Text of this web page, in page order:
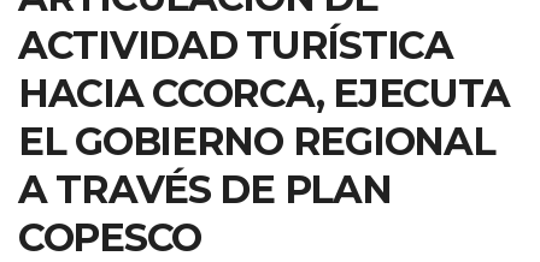
ACTIVIDAD TURÍSTICA
HACIA CCORCA, EJECUTA
EL GOBIERNO REGIONAL
A TRAVÉS DE PLAN
COPESCO